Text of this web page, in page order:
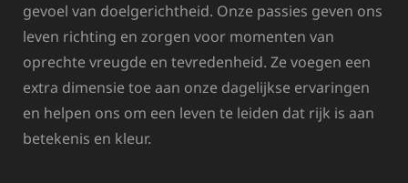
gevoel van doelgerichtheid. Onze passies geven ons
leven richting en zorgen voor momenten van
oprechte vreugde en tevredenheid. Ze voegen een
extra dimensie toe aan onze dagelijkse ervaringen
en helpen ons om een leven te leiden dat rijk is aan
betekenis en kleur.